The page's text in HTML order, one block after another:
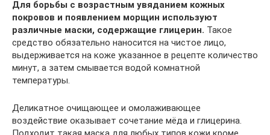
Для борьбы с возрастным увяданием кожных
покровов и появлением морщин используют
различные маски, содержащие глицерин. Такое
средство обязательно наносится на чистое лицо,
выдерживается на коже указанное в рецепте количество
минут, а затем смывается водой комнатной
температуры.
Деликатное очищающее и омолаживающее
воздействие оказывает сочетание мёда и глицерина.